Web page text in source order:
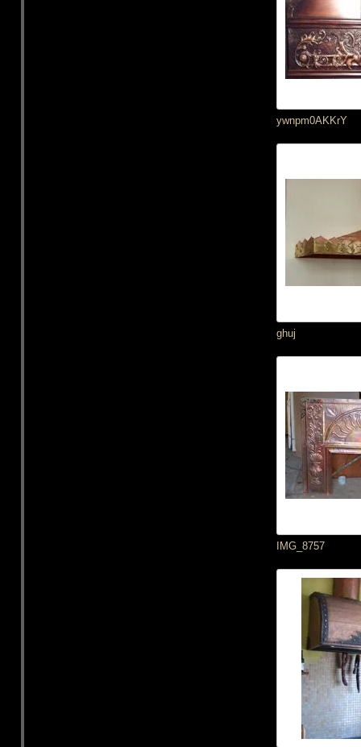
ywnpm0AKKrY
ghuj
IMG_8757